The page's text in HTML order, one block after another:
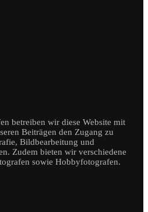
betreiben wir diese Website mit
Beiträgen den Zugang zu
Bildbearbeitung und
Zudem bieten wir verschiedene
sowie Hobbyfotografen.